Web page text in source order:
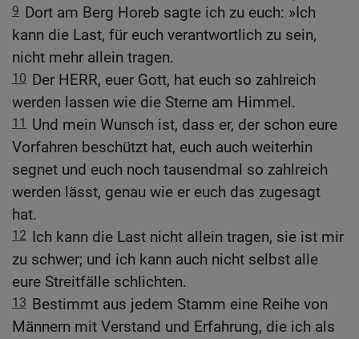
9 Dort am Berg Horeb sagte ich zu euch: »Ich
kann die Last, für euch verantwortlich zu sein,
nicht mehr allein tragen.
10 Der HERR, euer Gott, hat euch so zahlreich
werden lassen wie die Sterne am Himmel.
11
Und mein Wunsch ist, dass er, der schon eure
Vorfahren beschützt hat, euch auch weiterhin
segnet und euch noch tausendmal so zahlreich
werden lässt, genau wie er euch das zugesagt
hat.
12 Ich kann die Last nicht allein tragen, sie ist mir
zu schwer; und ich kann auch nicht selbst alle
eure Streitfälle schlichten.
13 Bestimmt aus jedem Stamm eine Reihe von
Männern mit Verstand und Erfahrung, die ich als